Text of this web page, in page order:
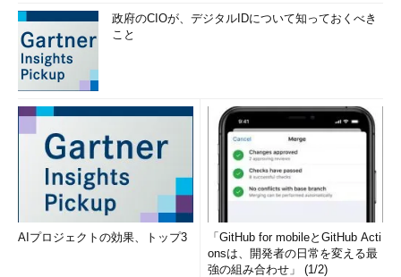
政府のCIOが、デジタルIDについて知っておくべき
こと
AIプロジェクトの効果、トップ3
「GitHub for mobileとGitHub Acti
onsは、開発者の日常を変える最
強の組み合わせ」 (1/2)